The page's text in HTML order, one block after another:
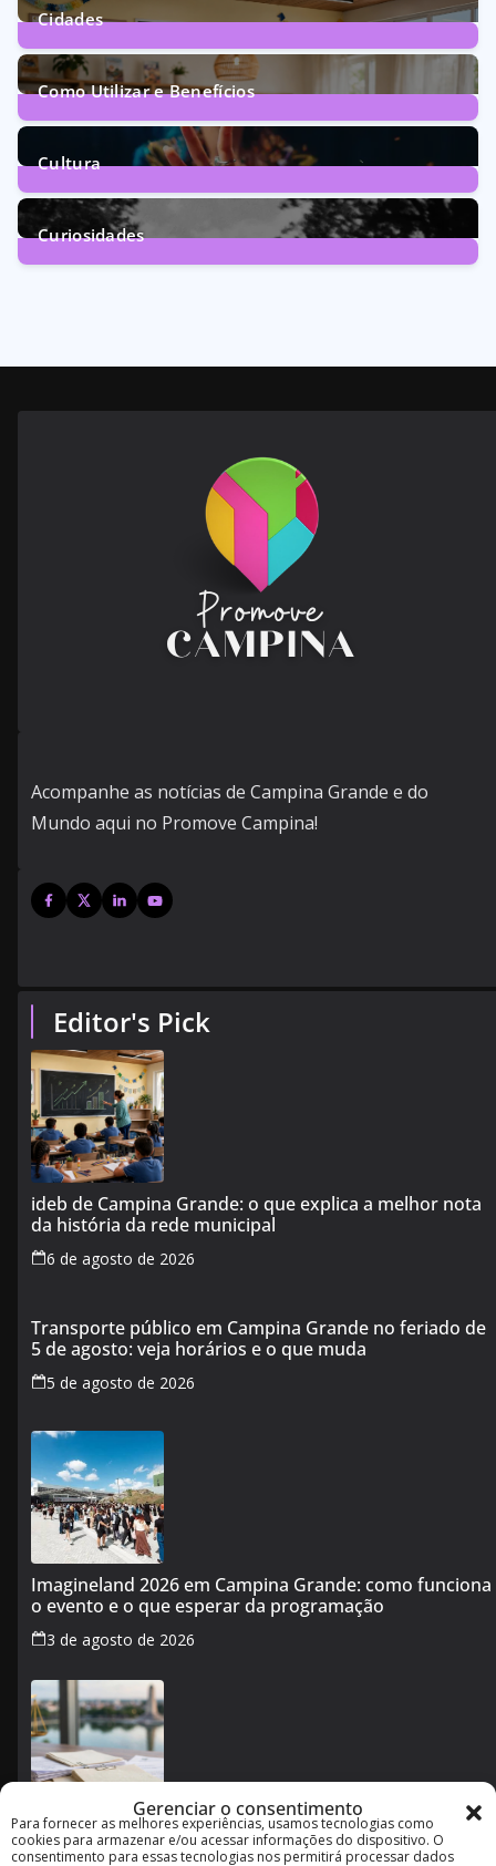
Gerenciar o consentimento
Para fornecer as melhores experiências, usamos tecnologias como
cookies para armazenar e/ou acessar informações do dispositivo. O
consentimento para essas tecnologias nos permitirá processar dados
Cidades
71Posts
Como Utilizar e Benefícios
160Posts
Cultura
246Posts
Curiosidades
Acompanhe as notícias de Campina Grande e do
Mundo aqui no Promove Campina!
Editor's Pick
ideb de Campina Grande: o que explica a melhor nota
da história da rede municipal
6 de agosto de 2026
Transporte público em Campina Grande no feriado de
5 de agosto: veja horários e o que muda
5 de agosto de 2026
Imagineland 2026 em Campina Grande: como funciona
o evento e o que esperar da programação
3 de agosto de 2026
Cotas raciais no concurso de Campina Grande: o que
muda após decisão da Justiça